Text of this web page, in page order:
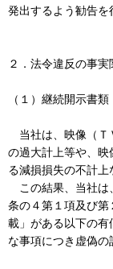
発出するよう勧告を
２．法令違反の事実
（１）継続開示書類
当社は、映像（Ｔ
の過大計上等や、
る減損損失の不計上
この結果、当社は
条の４第１項及び
載」がある以下の
な事項につき虚偽の